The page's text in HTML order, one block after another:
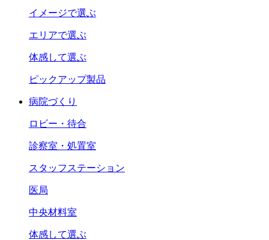
イメージで選ぶ
エリアで選ぶ
体感して選ぶ
ピックアップ製品
病院づくり
ロビー・待合
診察室・処置室
スタッフステーション
医局
中央材料室
体感して選ぶ